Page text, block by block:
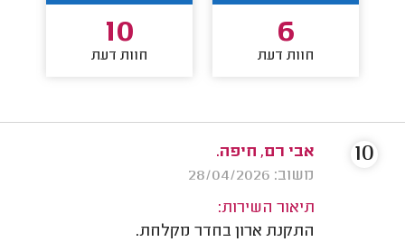
6
חוות דעת
10
חוות דעת
אבי רם, חיפה.
משוב: 28/04/2026
תיאור השירות:
התקנת ארון בחדר מקלחת.
10